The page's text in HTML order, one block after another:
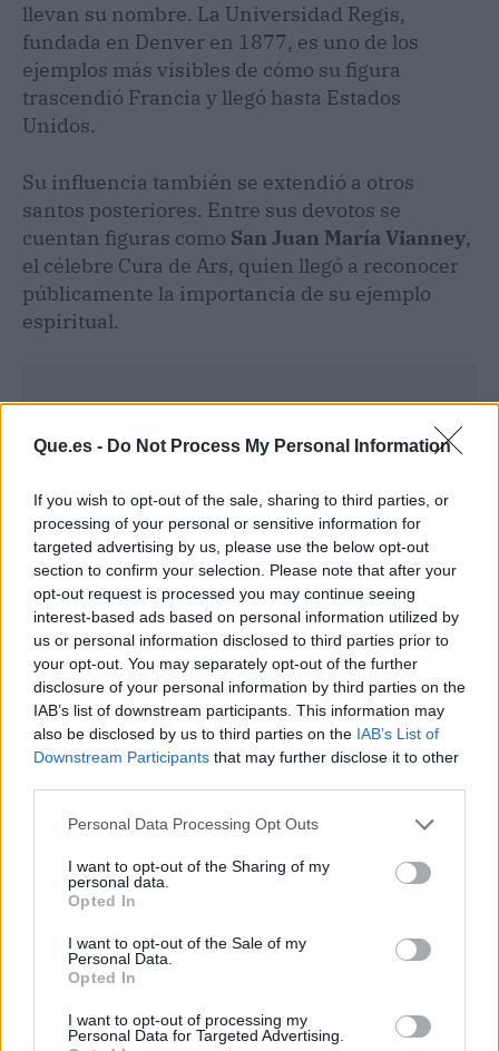
Que.es - Do Not Process My Personal Information
If you wish to opt-out of the sale, sharing to third parties, or
processing of your personal or sensitive information for
targeted advertising by us, please use the below opt-out
section to confirm your selection. Please note that after your
opt-out request is processed you may continue seeing
interest-based ads based on personal information utilized by
us or personal information disclosed to third parties prior to
your opt-out. You may separately opt-out of the further
disclosure of your personal information by third parties on the
IAB’s list of downstream participants. This information may
also be disclosed by us to third parties on the IAB’s List of
Downstream Participants that may further disclose it to other
Personal Data Processing Opt Outs
I want to opt-out of the Sharing of my
personal data.
Opted In
I want to opt-out of the Sale of my
Personal Data.
Opted In
I want to opt-out of processing my
Personal Data for Targeted Advertising.
llevan su nombre. La Universidad Regis,
fundada en Denver en 1877, es uno de los
ejemplos más visibles de cómo su figura
trascendió Francia y llegó hasta Estados
Unidos.
Su influencia también se extendió a otros
santos posteriores. Entre sus devotos se
cuentan figuras como San Juan María Vianney,
el célebre Cura de Ars, quien llegó a reconocer
públicamente la importancia de su ejemplo
espiritual.
Publicidad